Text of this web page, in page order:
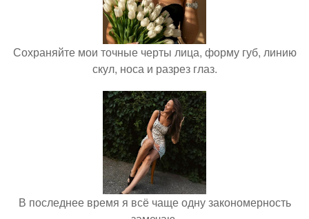
Сохраняйте мои точные черты лица, форму губ, линию
скул, носа и разрез глаз.
В последнее время я всё чаще одну закономерность